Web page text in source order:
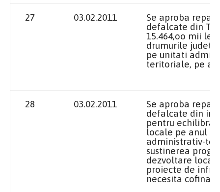
27 03.02.2011
Se aproba
defalcate din
15.464,oo mii
drumurile
pe unitati
teritoriale, pe
28 03.02.2011
Se aproba
defalcate din
pentru
locale pe anul
administrativ-
sustinerea
dezvoltare
proiecte de
necesita